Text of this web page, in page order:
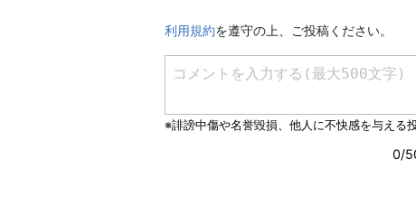
利用規約を遵守の上、ご投稿ください。